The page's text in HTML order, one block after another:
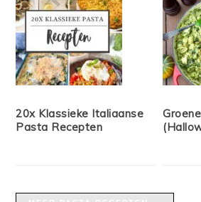
20x Klassieke Italiaanse
Pasta Recepten